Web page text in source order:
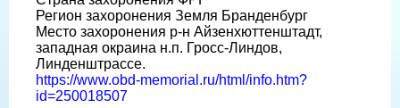
Регион захоронения Земля Бранденбург
Место захоронения р-н Айзенхюттенштадт,
западная окраина н.п. Гросс-Линдов,
Линденштрассе.
https://www.obd-memorial.ru/html/info.htm?
id=250018507